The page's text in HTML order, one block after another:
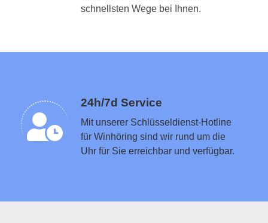
schnellsten Wege bei Ihnen.
24h/7d Service
Mit unserer Schlüsseldienst-Hotline
für Winhöring sind wir rund um die
Uhr für Sie erreichbar und verfügbar.
Schlüsseldienst in der Nähe vermitteln